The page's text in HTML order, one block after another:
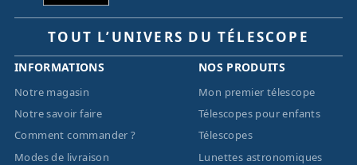
TOUT L’UNIVERS DU TÉLESCOPE
INFORMATIONS
Notre magasin
Notre savoir faire
Comment commander ?
Modes de livraison
NOS PRODUITS
Mon premier télescope
Télescopes pour enfants
Télescopes
Lunettes astronomiques